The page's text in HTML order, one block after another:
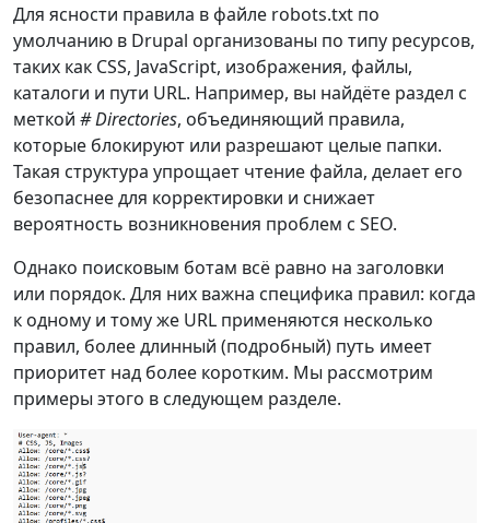
Для ясности правила в файле robots.txt по
умолчанию в Drupal организованы по типу ресурсов,
таких как CSS, JavaScript, изображения, файлы,
каталоги и пути URL. Например, вы найдёте раздел с
меткой # Directories, объединяющий правила,
которые блокируют или разрешают целые папки.
Такая структура упрощает чтение файла, делает его
безопаснее для корректировки и снижает
вероятность возникновения проблем с SEO.
Однако поисковым ботам всё равно на заголовки
или порядок. Для них важна специфика правил: когда
к одному и тому же URL применяются несколько
правил, более длинный (подробный) путь имеет
приоритет над более коротким. Мы рассмотрим
примеры этого в следующем разделе.